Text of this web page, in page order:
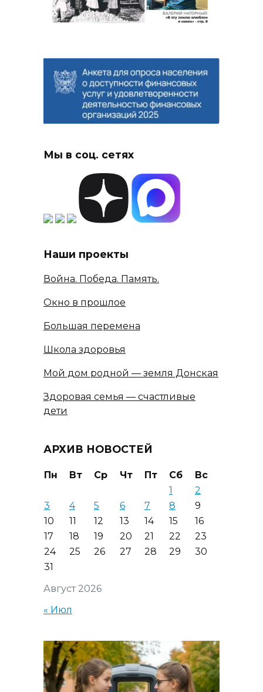
Мы в соц. сетях
Наши проекты
Война. Победа. Память.
Окно в прошлое
Большая перемена
Школа здоровья
Мой дом родной — земля Донская
Здоровая семья — счастливые
дети
АРХИВ НОВОСТЕЙ
Август 2026
Пн Вт Ср Чт Пт Сб
Вс
1
2
3
4 5 6 7 8
9
10
11 12 13 14 15
16
17
18 19 20 21 22
23
24
25 26 27 28 29
30
31
« Июл